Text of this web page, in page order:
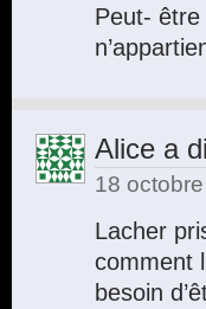
Peut- être
Alice a
18
Lacher
comment
besoin